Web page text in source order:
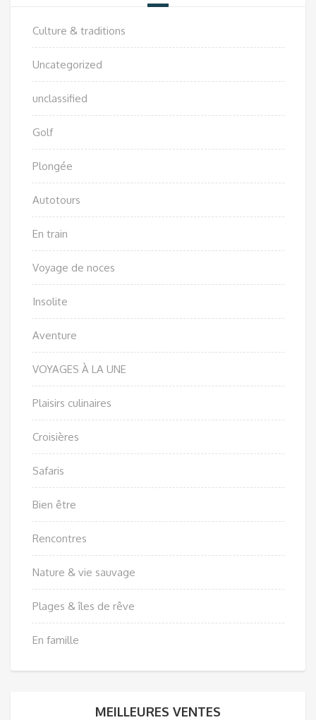
Culture & traditions
Uncategorized
unclassified
Golf
Plongée
Autotours
En train
Voyage de noces
Insolite
Aventure
VOYAGES À LA UNE
Plaisirs culinaires
Croisières
Safaris
Bien être
Rencontres
Nature & vie sauvage
Plages & îles de rêve
En famille
MEILLEURES VENTES